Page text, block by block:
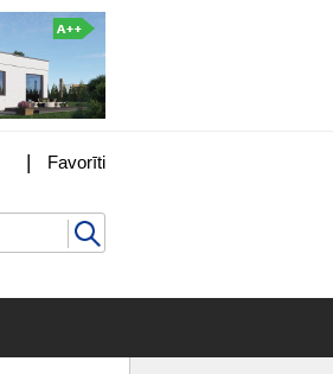
Favorīti
|